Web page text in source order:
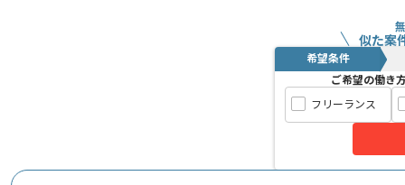
似た案
希望条件
ご希望の働き
フリーランス